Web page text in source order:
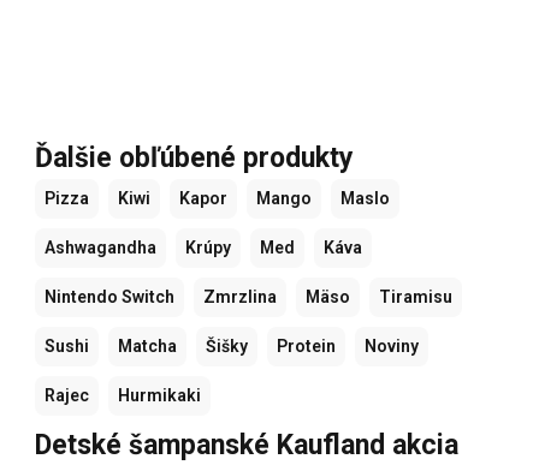
Ďalšie obľúbené produkty
Pizza Kiwi Kapor Mango Maslo
Ashwagandha Krúpy Med Káva
Nintendo Switch Zmrzlina Mäso Tiramisu
Sushi Matcha Šišky Protein Noviny
Rajec Hurmikaki
Detské šampanské Kaufland akcia